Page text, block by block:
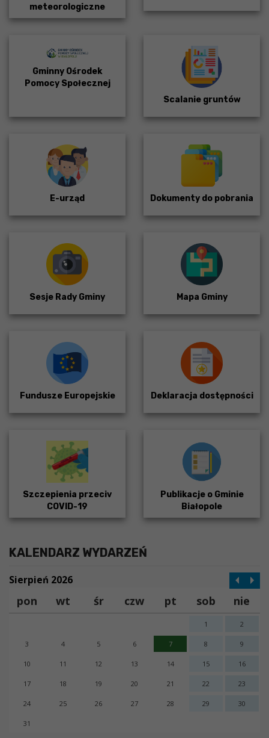
meteorologiczne
Gminny Ośrodek
Pomocy Społecznej
Scalanie gruntów
E-urząd Dokumenty do pobrania
Sesje Rady Gminy Mapa Gminy
Fundusze Europejskie Deklaracja dostępności
Szczepienia przeciv
COVID-19
Publikacje o Gminie
Białopole
KALENDARZ WYDARZEŃ
Sierpień 2026
pon wt śr czw pt sob nie
1 2
3 4 5 6 7 8 9
10 11 12 13 14 15 16
17 18 19 20 21 22 23
24 25 26 27 28 29 30
31